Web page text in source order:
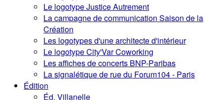
Le logotype Justice Autrement
La campagne de communication Saison de la
Création
Les logotypes d'une architecte d'intérieur
Le logotype City'Var Coworking
Les affiches de concerts BNP-Paribas
La signalétique de rue du Forum104 - Paris
Édition
Éd. Villanelle